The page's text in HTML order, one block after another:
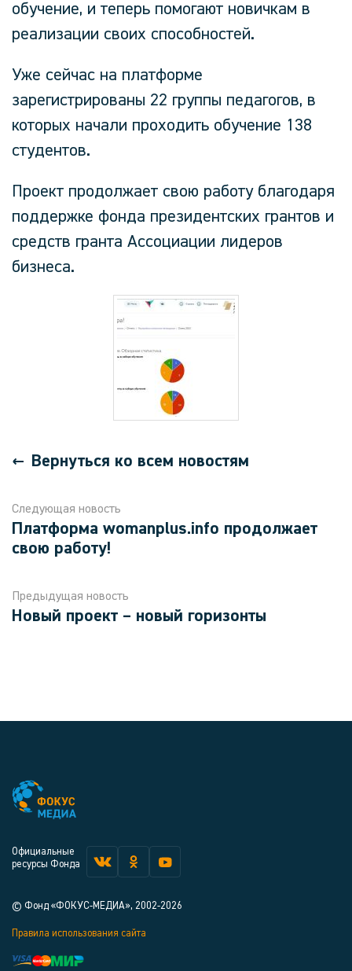
обучение, и теперь помогают новичкам в
реализации своих способностей.
Уже сейчас на платформе
зарегистрированы 22 группы педагогов, в
которых начали проходить обучение 138
студентов.
Проект продолжает свою работу благодаря
поддержке фонда президентских грантов и
средств гранта Ассоциации лидеров
бизнеса.
Вернуться ко всем новостям
Следующая новость
Платформа womanplus.info продолжает
свою работу!
Предыдущая новость
Новый проект – новый горизонты
Официальные
ресурсы Фонда
© Фонд «ФОКУС-МЕДИА», 2002-2026
Правила использования сайта